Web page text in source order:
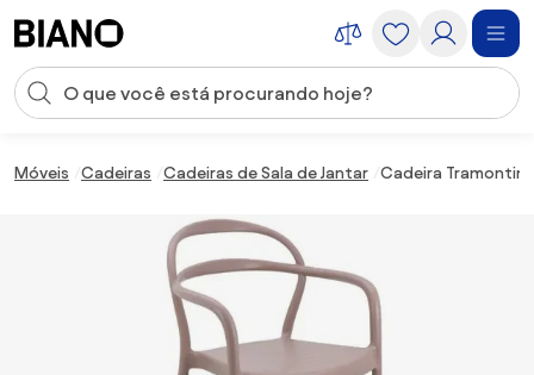
Entrada de pesquisa
Móveis Cadeiras Cadeiras de Sala de Jantar Cadeira